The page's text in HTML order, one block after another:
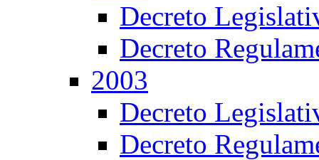
Decreto
Decreto
2003
Decreto
Decreto